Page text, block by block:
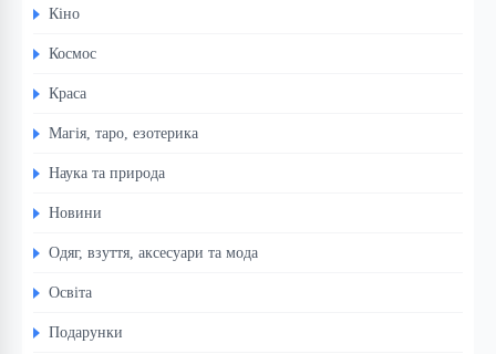
Кіно
Космос
Краса
Магія, таро, езотерика
Наука та природа
Новини
Одяг, взуття, аксесуари та мода
Освіта
Подарунки